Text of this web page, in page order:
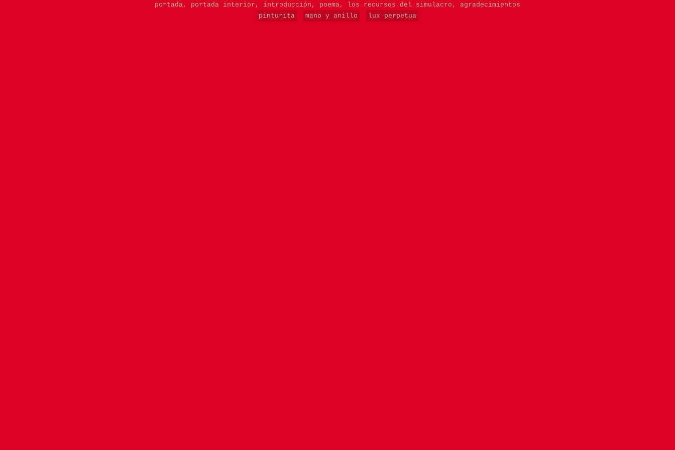
portada, portada interior, introducción, poema, los recursos del simulacro, agradecimientos
pinturita
mano y anillo lux perpetua